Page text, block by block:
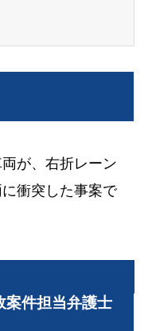
が、右折レーン
衝突した事案で
案件担当弁護士